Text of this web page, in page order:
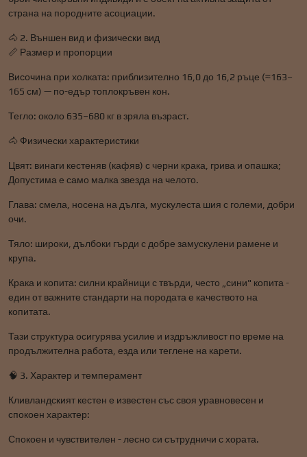
страна на породните асоциации.
🐴 2. Външен вид и физически вид
📏 Размер и пропорции
Височина при холката: приблизително 16,0 до 16,2 ръце (≈163–
165 см) — по-едър топлокръвен кон.
Тегло: около 635–680 кг в зряла възраст.
🐴 Физически характеристики
Цвят: винаги кестеняв (кафяв) с черни крака, грива и опашка;
Допустима е само малка звезда на челото.
Глава: смела, носена на дълга, мускулеста шия с големи, добри
очи.
Тяло: широки, дълбоки гърди с добре замускулени рамене и
крупа.
Крака и копита: силни крайници с твърди, често „сини" копита -
един от важните стандарти на породата е качеството на
копитата.
Тази структура осигурява усилие и издръжливост по време на
продължителна работа, езда или теглене на карети.
🧠 3. Характер и темперамент
Кливландският кестен е известен със своя уравновесен и
спокоен характер:
Спокоен и чувствителен - лесно си сътрудничи с хората.